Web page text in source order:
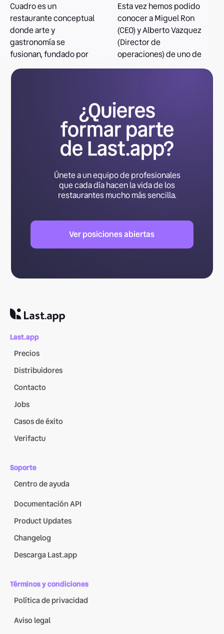
Cuadro es un
restaurante conceptual
donde arte y
gastronomía se
fusionan, fundado por
Alexis Gardes. Una
experiencia
cada plato es una obra y
cada visita deja huella.
Leer el caso
Esta vez hemos podido
conocer a Miguel Ron
(CEO) y Alberto Vazquez
(Director de
operaciones) de uno de
nuestros clientes,
restauración digital.
Leer el caso
¿Quieres
formar parte
de Last.app?
Únete a un equipo de profesionales
que cada día hacen la vida de los
restaurantes mucho más sencilla.
Ver posiciones abiertas
Last.app
Precios
Distribuidores
Contacto
Jobs
Casos de éxito
Verifactu
Soporte
Centro de ayuda
Documentación API
Product Updates
Changelog
Descarga Last.app
Términos y condiciones
Política de privacidad
Aviso legal